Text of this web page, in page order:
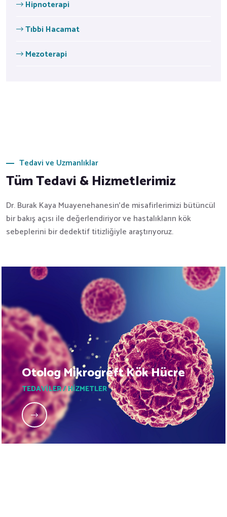
Hipnoterapi
Tıbbi Hacamat
Mezoterapi
Tedavi ve Uzmanlıklar
Tüm Tedavi & Hizmetlerimiz
Dr. Burak Kaya Muayenehanesin’de misafirlerimizi bütüncül
bir bakış açısı ile değerlendiriyor ve hastalıkların kök
sebeplerini bir dedektif titizliğiyle araştırıyoruz.
Otolog Mikrogreft Kök Hücre
TEDAVILER / HIZMETLER